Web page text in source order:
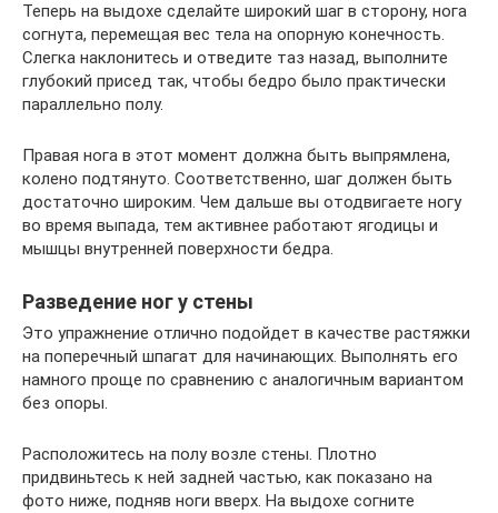
Теперь на выдохе сделайте широкий шаг в сторону, нога
согнута, перемещая вес тела на опорную конечность.
Слегка наклонитесь и отведите таз назад, выполните
глубокий присед так, чтобы бедро было практически
параллельно полу.
Правая нога в этот момент должна быть выпрямлена,
колено подтянуто. Соответственно, шаг должен быть
достаточно широким. Чем дальше вы отодвигаете ногу
во время выпада, тем активнее работают ягодицы и
мышцы внутренней поверхности бедра.
Разведение ног у стены
Это упражнение отлично подойдет в качестве растяжки
на поперечный шпагат для начинающих. Выполнять его
намного проще по сравнению с аналогичным вариантом
без опоры.
Расположитесь на полу возле стены. Плотно
придвиньтесь к ней задней частью, как показано на
фото ниже, подняв ноги вверх. На выдохе согните